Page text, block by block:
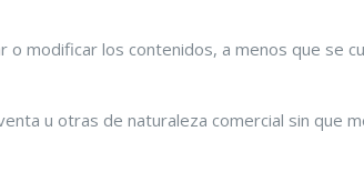
modificar los contenidos, a menos que se
u otras de naturaleza comercial sin que